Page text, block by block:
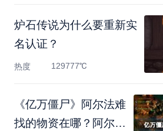
炉石传说为什么要重新实
名认证？
热度 129777℃
《亿万僵尸》阿尔法难
找的物资在哪？阿尔法